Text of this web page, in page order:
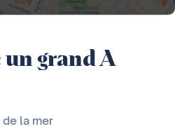
un grand A
de la mer